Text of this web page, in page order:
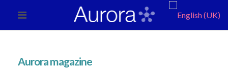
Aurora magazine